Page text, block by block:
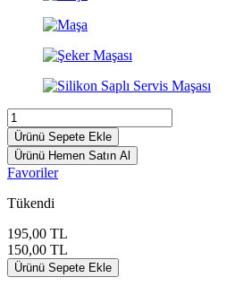
Ürünü Sepete Ekle
Ürünü Hemen Satın Al
Favoriler
Tükendi
195,00 TL
150,00 TL
Ürünü Sepete Ekle